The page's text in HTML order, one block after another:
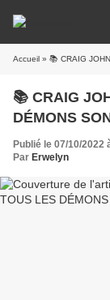
Accueil » 📚 CRAIG
📚 CRAIG
DÉMONS
Publié le 07/10/2022
Par Erwelyn